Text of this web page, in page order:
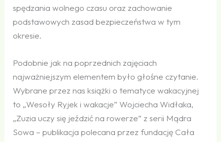
spędzania wolnego czasu oraz zachowanie
podstawowych zasad bezpieczeństwa w tym
okresie.
Podobnie jak na poprzednich zajęciach
najważniejszym elementem było głośne czytanie.
Wybrane przez nas książki o tematyce wakacyjnej
to „Wesoły Ryjek i wakacje” Wojciecha Widłaka,
„Zuzia uczy się jeździć na rowerze” z serii Mądra
Sowa – publikacja polecana przez fundację Cała